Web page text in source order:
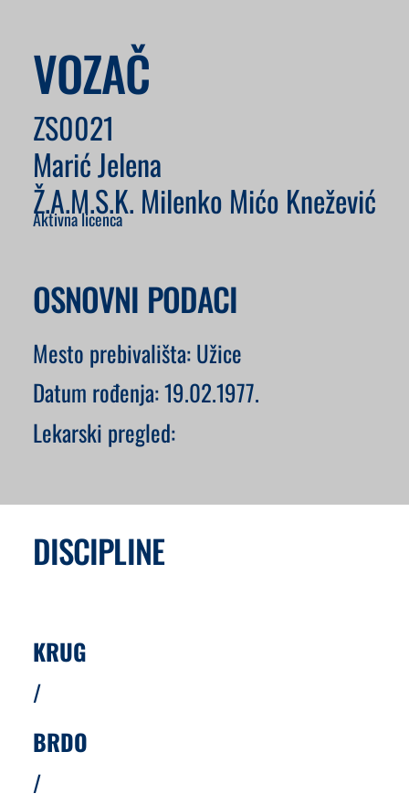
VOZAČ
ZS0021
Marić Jelena
Ž.A.M.S.K. Milenko Mićo Knežević
Aktivna licenca
OSNOVNI PODACI
Mesto prebivališta: Užice
Datum rođenja: 19.02.1977.
Lekarski pregled:
DISCIPLINE
KRUG
/
BRDO
/